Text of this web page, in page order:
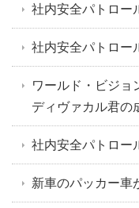
社内安全パトロー
社内安全パトロー
ワールド・ビジョ
ディヴァカル君の
社内安全パトロー
新車のパッカー車